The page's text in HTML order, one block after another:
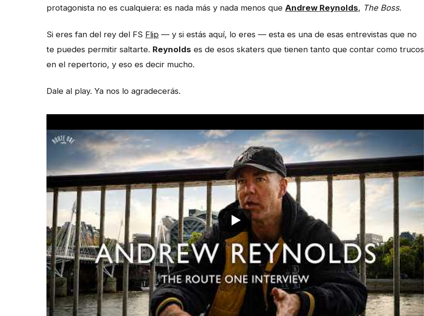
protagonista no es cualquiera: es nada más y nada menos que Andrew Reynolds, The Boss.
Si eres fan del rey del FS Flip — y si estás aquí, lo eres — esta es una de esas entrevistas que no
te puedes permitir saltarte. Reynolds es de esos skaters que tienen tanto que contar como trucos
en el repertorio, y eso es decir mucho.
Dale al play. Ya nos lo agradecerás.